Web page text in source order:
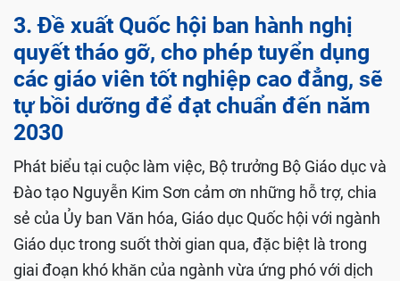
3. Đề xuất Quốc hội ban hành nghị
quyết tháo gỡ, cho phép tuyển dụng
các giáo viên tốt nghiệp cao đẳng, sẽ
tự bồi dưỡng để đạt chuẩn đến năm
2030
Phát biểu tại cuộc làm việc, Bộ trưởng Bộ Giáo dục và
Đào tạo Nguyễn Kim Sơn cảm ơn những hỗ trợ, chia
sẻ của Ủy ban Văn hóa, Giáo dục Quốc hội với ngành
Giáo dục trong suốt thời gian qua, đặc biệt là trong
giai đoạn khó khăn của ngành vừa ứng phó với dịch